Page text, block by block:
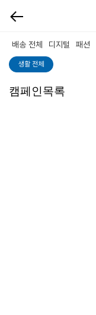
배송 전체 디지털 패션
생활 전체
캠페인목록